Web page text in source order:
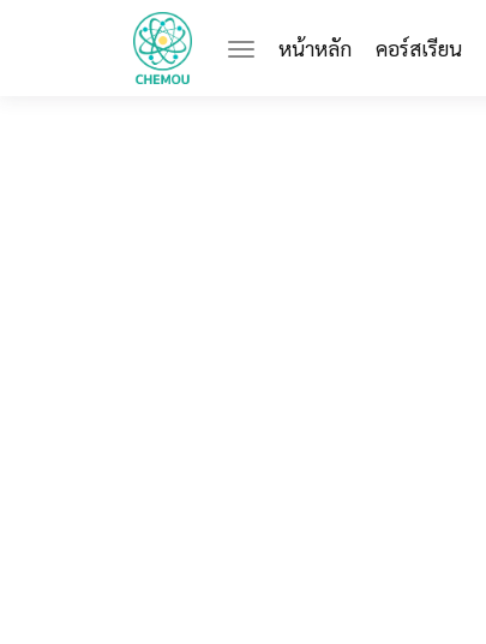
หน้าหลัก(current)
คอร์สเรียน